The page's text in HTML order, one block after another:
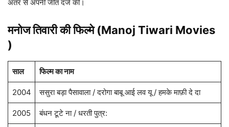
अंतर से अपनी जीत दर्ज की।
मनोज तिवारी की फिल्मे (Manoj Tiwari Movies
)
साल फिल्म का नाम
2004 ससुरा बड़ा पैसावाला / दरोगा बाबू आई लव यू / हमके माफ़ी दे दा
2005 बंधन टूटे ना / धरती पुत्र: